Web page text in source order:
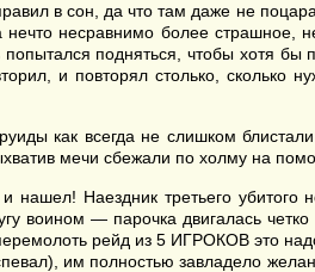
в сон, да что там даже не
несравнимо более страшное,
подняться, чтобы хотя бы
и повторял столько, сколько
как всегда не слишком
мечи сбежали по холму на
Наездник третьего убитого
воином — парочка двигалась
рейд из 5 ИГРОКОВ это
им полностью завладело